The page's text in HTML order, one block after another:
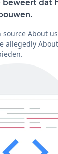
About
allegedly